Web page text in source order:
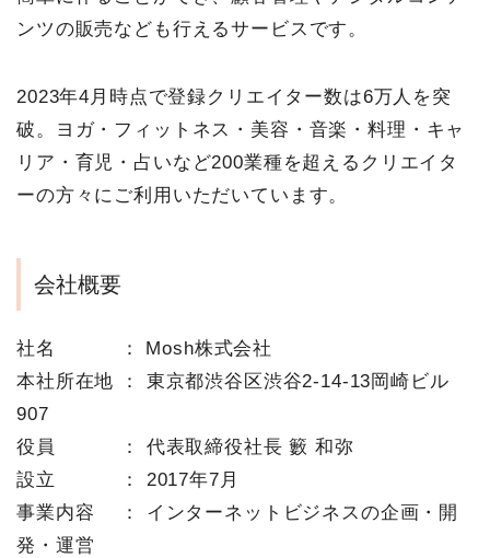
ンツの販売なども行えるサービスです。
2023年4月時点で登録クリエイター数は6万人を突
破。ヨガ・フィットネス・美容・音楽・料理・キャ
リア・育児・占いなど200業種を超えるクリエイタ
ーの方々にご利用いただいています。
会社概要
社名 ： Mosh株式会社
本社所在地 ： 東京都渋谷区渋谷2-14-13岡崎ビル
907
役員 ： 代表取締役社長 籔 和弥
設立 ： 2017年7月
事業内容 ： インターネットビジネスの企画・開
発・運営